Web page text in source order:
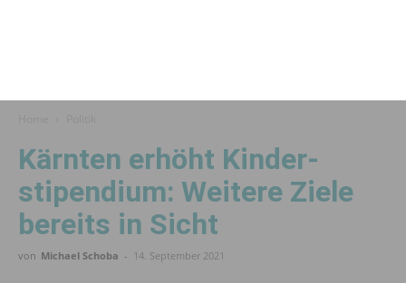
Kärnten erhöht Kinder­
stipendium: Weitere Ziele
bereits in Sicht
von Michael Schoba - 14. September 2021